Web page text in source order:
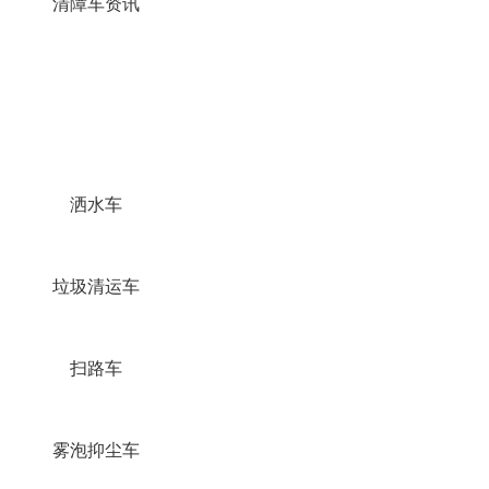
清障车资讯
洒水车
垃圾清运车
扫路车
雾泡抑尘车